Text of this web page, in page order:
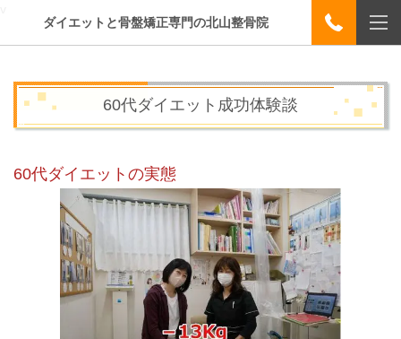
ダイエットと骨盤矯正専門の北山整骨院
60代ダイエット成功体験談
60代ダイエットの実態